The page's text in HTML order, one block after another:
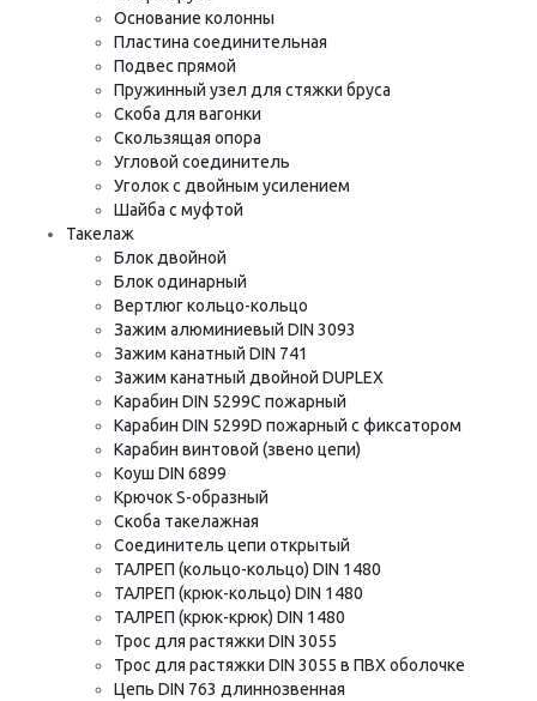
Основание колонны
Пластина соединительная
Подвес прямой
Пружинный узел для стяжки бруса
Скоба для вагонки
Скользящая опора
Угловой соединитель
Уголок с двойным усилением
Шайба с муфтой
Такелаж
Блок двойной
Блок одинарный
Вертлюг кольцо-кольцо
Зажим алюминиевый DIN 3093
Зажим канатный DIN 741
Зажим канатный двойной DUPLEX
Карабин DIN 5299C пожарный
Карабин DIN 5299D пожарный с фиксатором
Карабин винтовой (звено цепи)
Коуш DIN 6899
Крючок S-образный
Скоба такелажная
Соединитель цепи открытый
ТАЛРЕП (кольцо-кольцо) DIN 1480
ТАЛРЕП (крюк-кольцо) DIN 1480
ТАЛРЕП (крюк-крюк) DIN 1480
Трос для растяжки DIN 3055
Трос для растяжки DIN 3055 в ПВХ оболочке
Цепь DIN 763 длиннозвенная